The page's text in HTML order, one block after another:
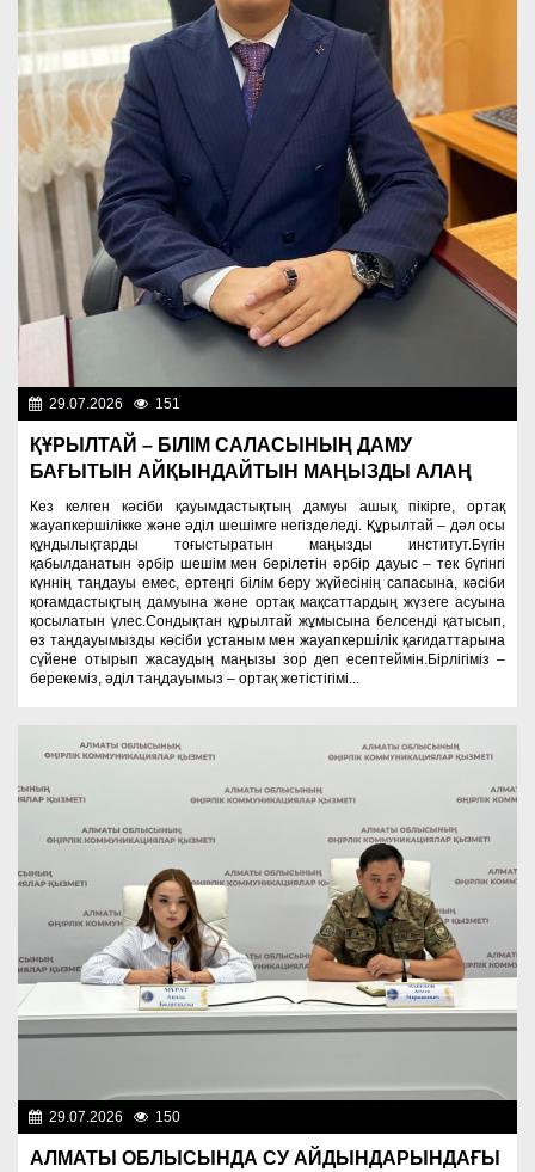
29.07.2026 151
ҚҰРЫЛТАЙ – БІЛІМ САЛАСЫНЫҢ ДАМУ
БАҒЫТЫН АЙҚЫНДАЙТЫН МАҢЫЗДЫ АЛАҢ
Кез келген кәсіби қауымдастықтың дамуы ашық пікірге, ортақ
жауапкершілікке және әділ шешімге негізделеді. Құрылтай – дәл осы
құндылықтарды тоғыстыратын маңызды институт.Бүгін
қабылданатын әрбір шешім мен берілетін әрбір дауыс – тек бүгінгі
күннің таңдауы емес, ертеңгі білім беру жүйесінің сапасына, кәсіби
қоғамдастықтың дамуына және ортақ мақсаттардың жүзеге асуына
қосылатын үлес.Сондықтан құрылтай жұмысына белсенді қатысып,
өз таңдауымызды кәсіби ұстаным мен жауапкершілік қағидаттарына
сүйене отырып жасаудың маңызы зор деп есептеймін.Бірлігіміз –
берекеміз, әділ таңдауымыз – ортақ жетістігімі...
29.07.2026 150
АЛМАТЫ ОБЛЫСЫНДА СУ АЙДЫНДАРЫНДАҒЫ